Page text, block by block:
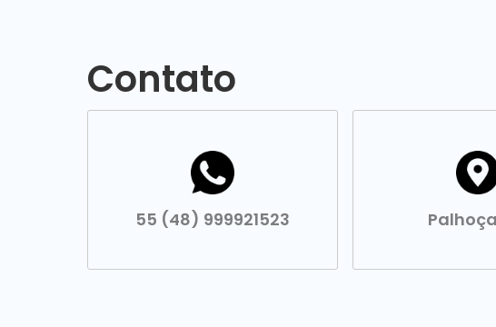
Contato
55 (48) 999921523